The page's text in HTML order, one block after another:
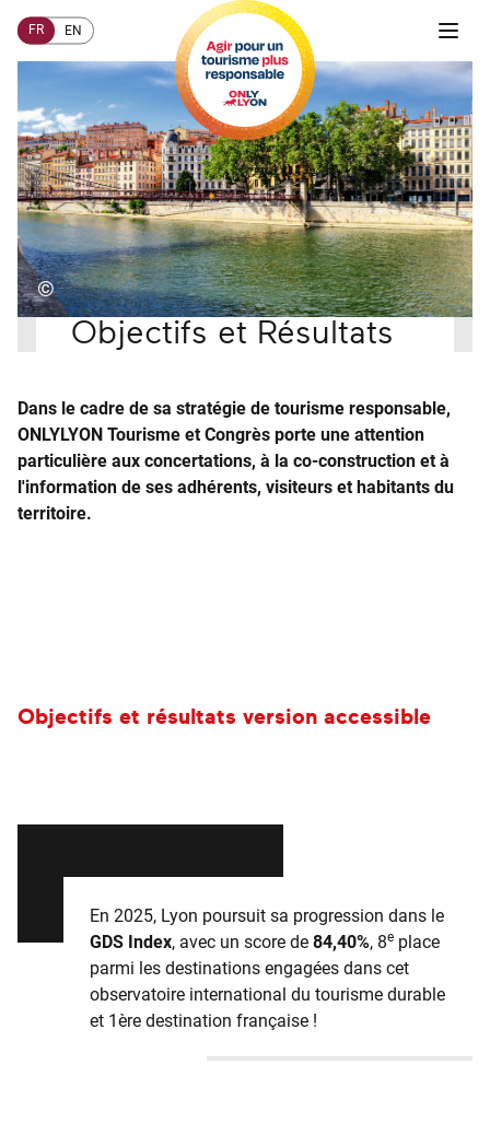
FR EN
© Accueil
Objectifs et Résultats
Dans le cadre de sa stratégie de tourisme responsable,
ONLYLYON Tourisme et Congrès porte une attention
particulière aux concertations, à la co-construction et à
l'information de ses adhérents, visiteurs et habitants du
territoire.
Objectifs et résultats version accessible
En 2025, Lyon poursuit sa progression dans le
GDS Index, avec un score de 84,40%, 8eplace
parmi les destinations engagées dans cet
observatoire international du tourisme durable
et 1ère destination française !